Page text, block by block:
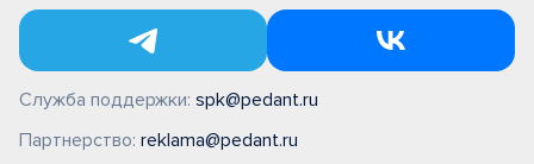
Служба поддержки: spk@pedant.ru
Партнерство: reklama@pedant.ru